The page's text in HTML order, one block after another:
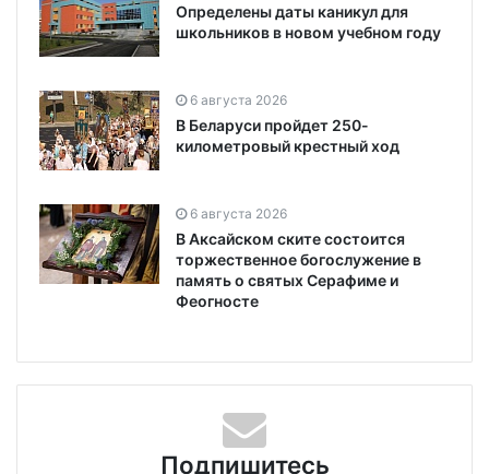
Определены даты каникул для
школьников в новом учебном году
6 августа 2026
В Беларуси пройдет 250-
километровый крестный ход
6 августа 2026
В Аксайском ските состоится
торжественное богослужение в
память о святых Серафиме и
Феогносте
Подпишитесь